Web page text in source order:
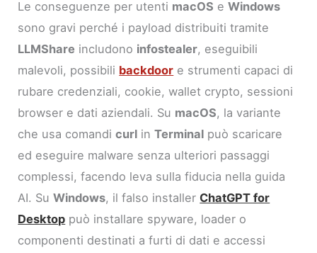
Le conseguenze per utenti macOS eWindows
sono gravi perché i payload distribuiti tramite
LLMShare includono infostealer, eseguibili
malevoli, possibili backdoor e strumenti capaci di
rubare credenziali, cookie, wallet crypto, sessioni
browser e dati aziendali. Su macOS, la variante
che usa comandicurl inTerminal può scaricare
ed eseguire malware senza ulteriori passaggi
complessi, facendo leva sulla fiducia nella guida
AI. SuWindows, il falso installerChatGPT for
Desktop può installare spyware, loader o
componenti destinati a furti di dati e accessi